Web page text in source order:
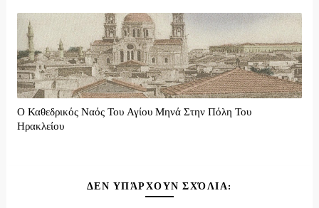
Ο Καθεδρικός Ναός Του Αγίου Μηνά Στην Πόλη Του
Ηρακλείου
ΔΕΝ ΥΠΆΡΧΟΥΝ ΣΧΌΛΙΑ: